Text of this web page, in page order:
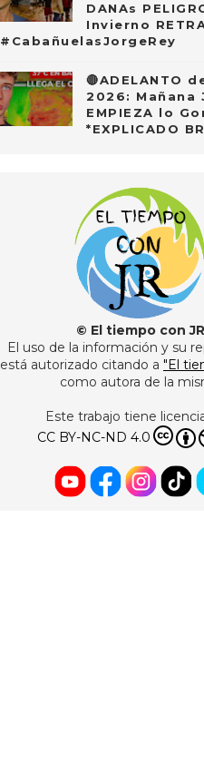
DANAs
Invierno
#CabañuelasJorgeRey
🔴ADELANTO
2026: Mañana
EMPIEZA lo
*EXPLICADO
© El tiempo con JR
El uso de la información y su
está autorizado citando a "El
como autora de la
Este trabajo tiene
CC BY-NC-ND 4.0